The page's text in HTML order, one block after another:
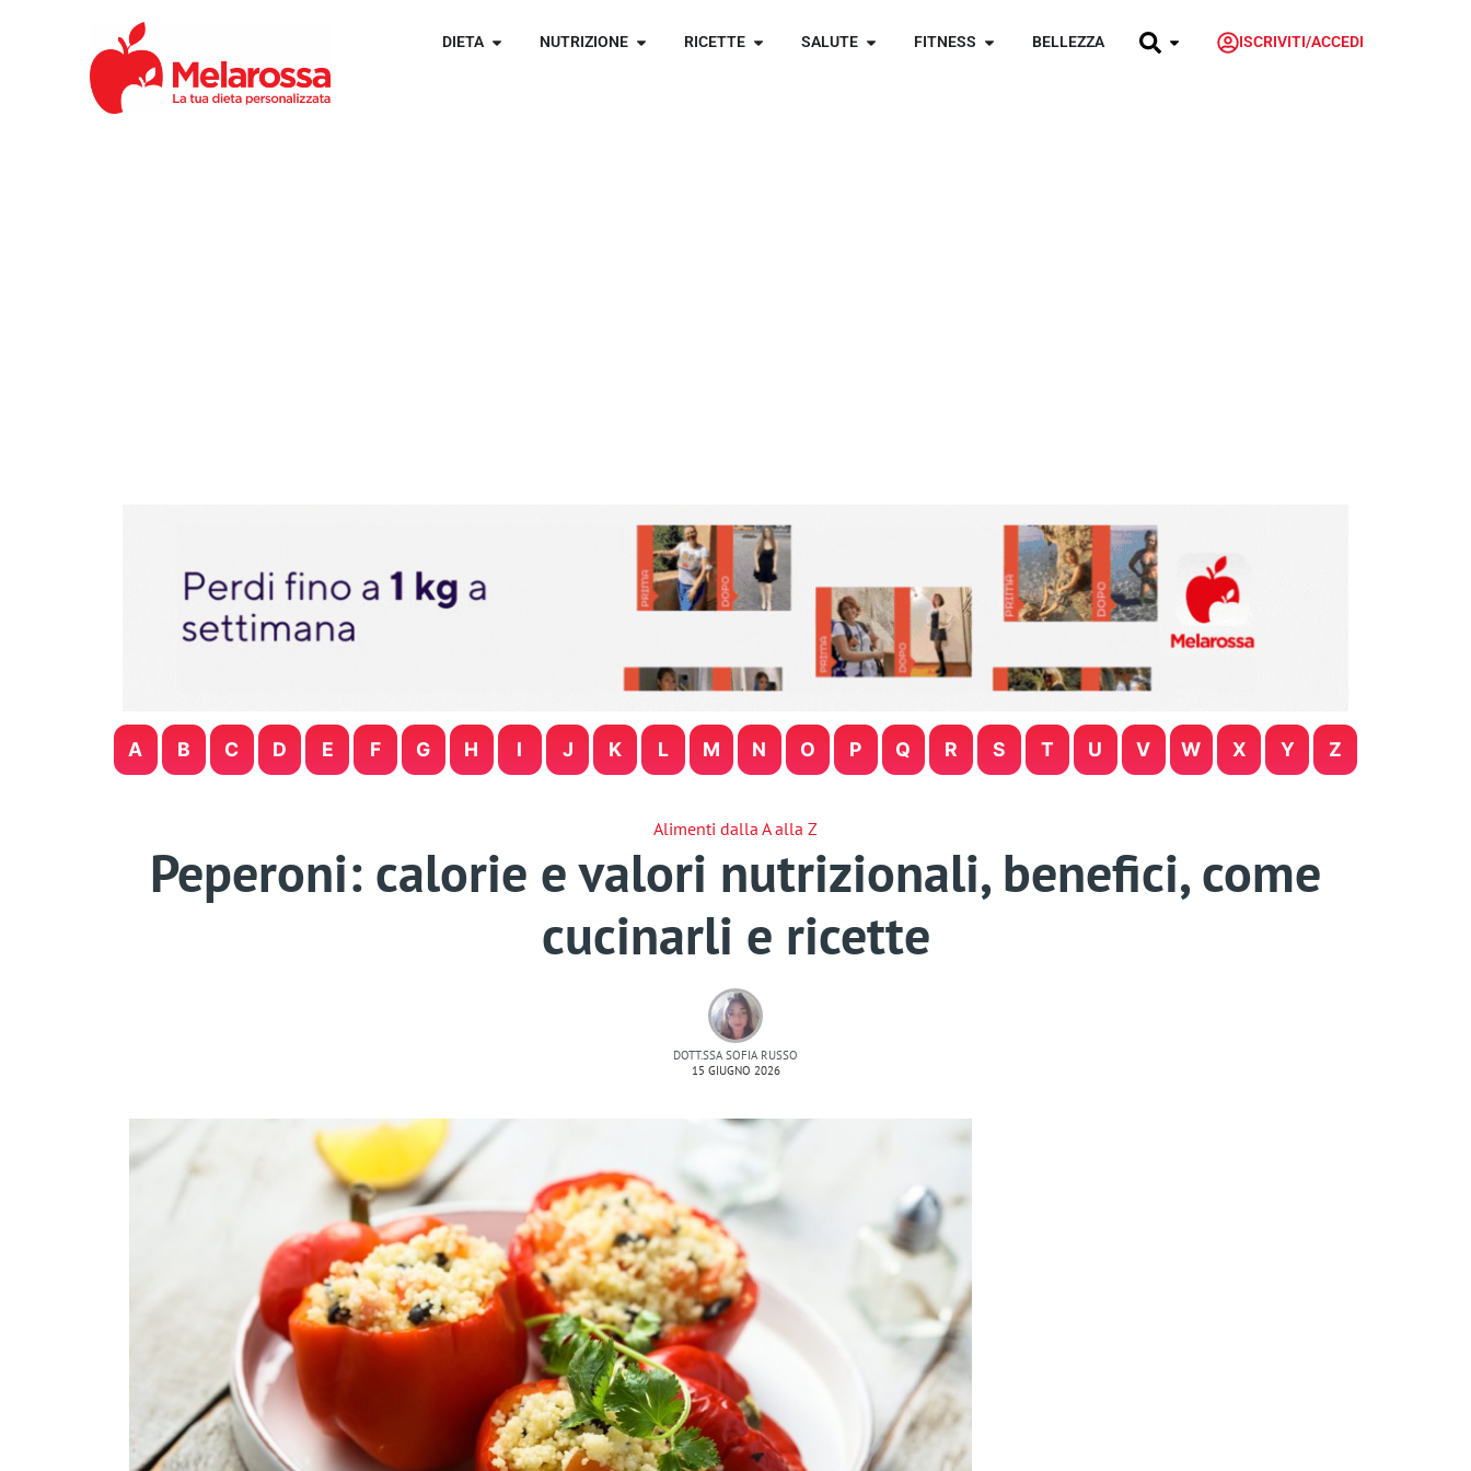
DIETA NUTRIZIONE RICETTE SALUTE FITNESS BELLEZZA ISCRIVITI/ACCEDI
A B C D E F G H I J K L M N O P Q R S T U V W X Y Z
Alimenti dalla A alla Z
Peperoni: calorie e valori nutrizionali, benefici, come
cucinarli e ricette
DOTT.SSA SOFIA RUSSO
15 GIUGNO 2026